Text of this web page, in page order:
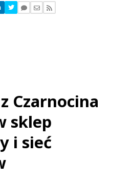
komentarzy
komentarze
Czarnocina
sklep
i sieć